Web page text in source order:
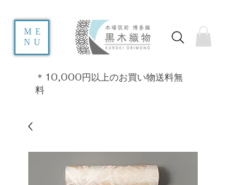
ME
NU
＊10,000円以上のお買い物送料無
料